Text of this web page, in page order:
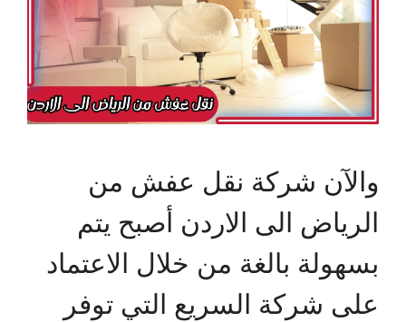
والآن شركة نقل عفش من
الرياض الى الاردن أصبح يتم
بسهولة بالغة من خلال الاعتماد
على شركة السريع التي توفر